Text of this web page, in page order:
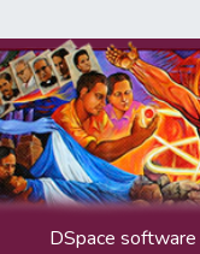
DSpace software